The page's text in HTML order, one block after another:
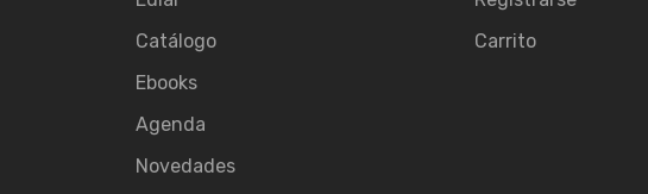
Catálogo
Ebooks
Agenda
Novedades
Carrito